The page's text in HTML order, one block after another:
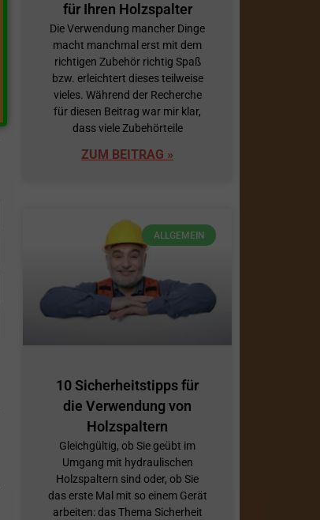
für Ihren Holzspalter
Die Verwendung mancher Dinge
macht manchmal erst mit dem
richtigen Zubehör richtig Spaß
bzw. erleichtert dieses teilweise
vieles. Während der Recherche
für diesen Beitrag war mir klar,
dass viele Zubehörteile
ZUM BEITRAG »
ALLGEMEIN
10 Sicherheitstipps für
die Verwendung von
Holzspaltern
Gleichgültig, ob Sie geübt im
Umgang mit hydraulischen
Holzspaltern sind oder, ob Sie
das erste Mal mit so einem Gerät
arbeiten: das Thema Sicherheit